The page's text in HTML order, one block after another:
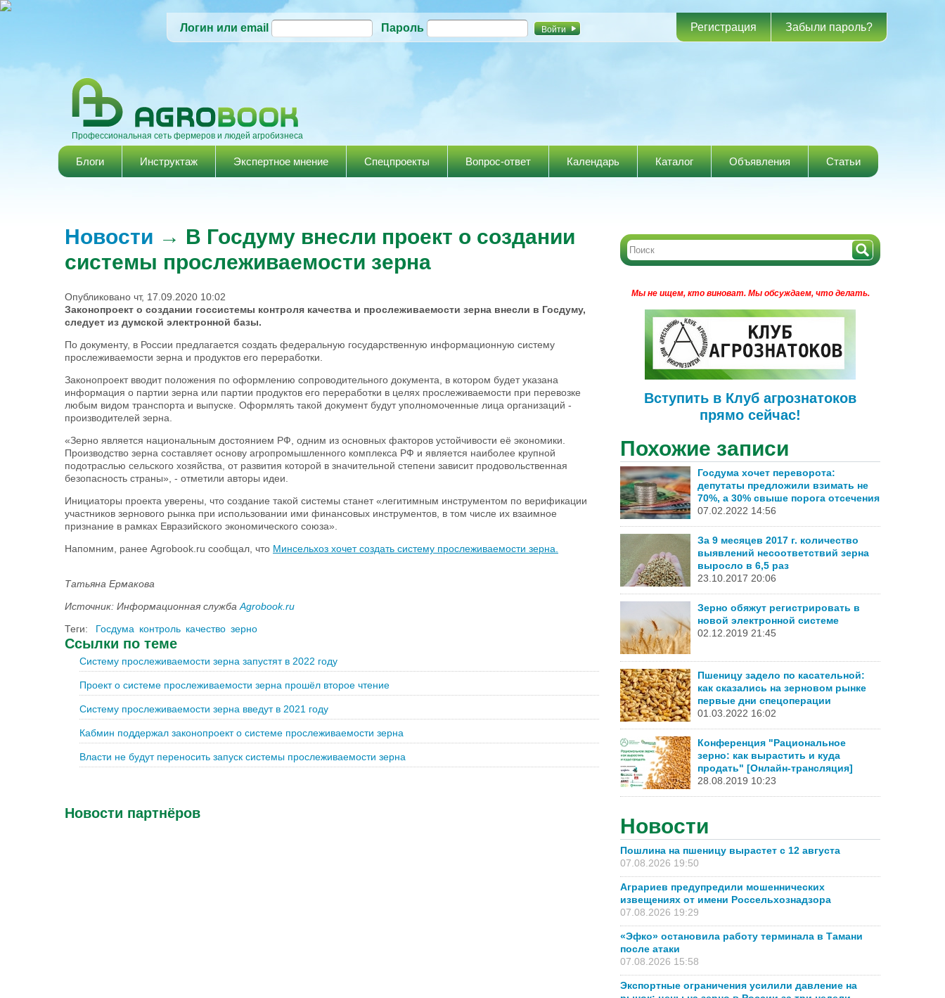
Перейти к
содержанию
Логин или email Пароль Регистрация Забыли пароль?
Профессиональная сеть фермеров и людей агробизнеса
Главное меню
Блоги Инструктаж Экспертное мнение Спецпроекты Вопрос-ответ Календарь Каталог Объявления Статьи
Новости → В Госдуму внесли проект о создании
системы прослеживаемости зерна
Опубликовано чт, 17.09.2020 10:02
Законопроект о создании госсистемы контроля качества и прослеживаемости зерна внесли в Госдуму,
следует из думской электронной базы.
По документу, в России предлагается создать федеральную государственную информационную систему
прослеживаемости зерна и продуктов его переработки.
Законопроект вводит положения по оформлению сопроводительного документа, в котором будет указана
информация о партии зерна или партии продуктов его переработки в целях прослеживаемости при перевозке
любым видом транспорта и выпуске. Оформлять такой документ будут уполномоченные лица организаций -
производителей зерна.
«Зерно является национальным достоянием РФ, одним из основных факторов устойчивости её экономики.
Производство зерна составляет основу агропромышленного комплекса РФ и является наиболее крупной
подотраслью сельского хозяйства, от развития которой в значительной степени зависит продовольственная
безопасность страны», - отметили авторы идеи.
Инициаторы проекта уверены, что создание такой системы станет «легитимным инструментом по верификации
участников зернового рынка при использовании ими финансовых инструментов, в том числе их взаимное
признание в рамках Евразийского экономического союза».
Напомним, ранее Agrobook.ru сообщал, что Минсельхоз хочет создать систему прослеживаемости зерна.
Татьяна Ермакова
Источник: Информационная служба Agrobook.ru
Теги:
Госдума контроль качество зерно
Ссылки по теме
Систему прослеживаемости зерна запустят в 2022 году
Проект о системе прослеживаемости зерна прошёл второе чтение
Систему прослеживаемости зерна введут в 2021 году
Кабмин поддержал законопроект о системе прослеживаемости зерна
Власти не будут переносить запуск системы прослеживаемости зерна
Новости партнёров
Мы не ищем, кто виноват. Мы обсуждаем, что делать.
Вступить в Клуб агрознатоков
прямо сейчас!
Похожие записи
Госдума хочет переворота:
депутаты предложили взимать не
70%, а 30% свыше порога отсечения
07.02.2022 14:56
За 9 месяцев 2017 г. количество
выявлений несоответствий зерна
выросло в 6,5 раз
23.10.2017 20:06
Зерно обяжут регистрировать в
новой электронной системе
02.12.2019 21:45
Пшеницу задело по касательной:
как сказались на зерновом рынке
первые дни спецоперации
01.03.2022 16:02
Конференция "Рациональное
зерно: как вырастить и куда
продать" [Онлайн-трансляция]
28.08.2019 10:23
Новости
Пошлина на пшеницу вырастет с 12 августа
07.08.2026 19:50
Аграриев предупредили мошеннических
извещениях от имени Россельхознадзора
07.08.2026 19:29
«Эфко» остановила работу терминала в Тамани
после атаки
07.08.2026 15:58
Экспортные ограничения усилили давление на